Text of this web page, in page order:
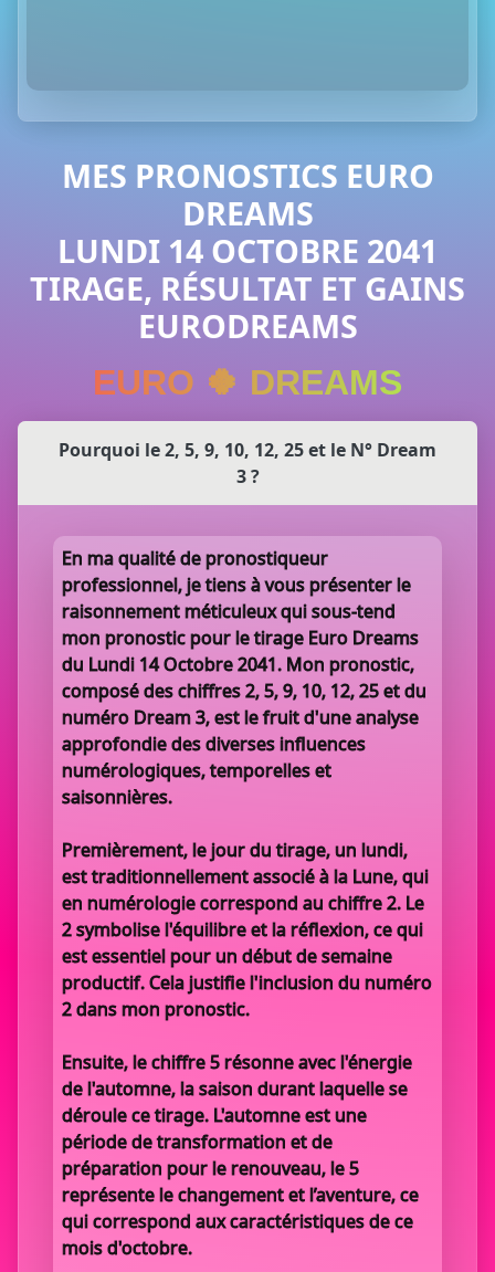
MES PRONOSTICS EURO
DREAMS
LUNDI 14 OCTOBRE 2041
TIRAGE, RÉSULTAT ET GAINS
EURODREAMS
EURO 🍀 DREAMS
Pourquoi le 2, 5, 9, 10, 12, 25 et le N° Dream
3 ?
En ma qualité de pronostiqueur
professionnel, je tiens à vous présenter le
raisonnement méticuleux qui sous-tend
mon pronostic pour le tirage Euro Dreams
du Lundi 14 Octobre 2041. Mon pronostic,
composé des chiffres 2, 5, 9, 10, 12, 25 et du
numéro Dream 3, est le fruit d'une analyse
approfondie des diverses influences
numérologiques, temporelles et
saisonnières.
Premièrement, le jour du tirage, un lundi,
est traditionnellement associé à la Lune, qui
en numérologie correspond au chiffre 2. Le
2 symbolise l'équilibre et la réflexion, ce qui
est essentiel pour un début de semaine
productif. Cela justifie l'inclusion du numéro
2 dans mon pronostic.
Ensuite, le chiffre 5 résonne avec l'énergie
de l'automne, la saison durant laquelle se
déroule ce tirage. L'automne est une
période de transformation et de
préparation pour le renouveau, le 5
représente le changement et l’aventure, ce
qui correspond aux caractéristiques de ce
mois d'octobre.